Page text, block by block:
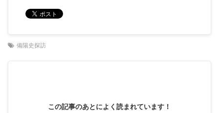
備陽史探訪
この記事のあとによく読まれています！